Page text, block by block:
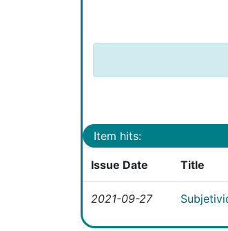
Item hits:
Issue Date Title
2021-09-27